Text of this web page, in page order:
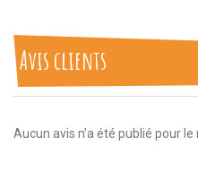
Avis clients
Aucun avis n'a été publié pour le